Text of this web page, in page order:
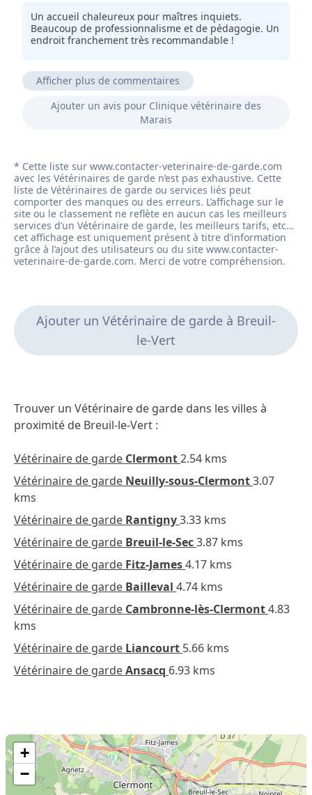
Un accueil chaleureux pour maîtres inquiets.
Beaucoup de professionnalisme et de pédagogie. Un
endroit franchement très recommandable !
Afficher plus de commentaires
C déjà mon 2ème boxer que je fais suivre ici et je
suis très satisfaite très réactif à l'écoute et rassurant
Très gentil, très compétant et à l'écoute.
Je pense que si besoin, Ben viendra vous revoir sans
appréhension.
Ajouter un avis pour Clinique vétérinaire des
Marais
Ajouter un Vétérinaire de garde à Breuil-
le-Vert
Trouver un Vétérinaire de garde dans les villes à
proximité de Breuil-le-Vert :
Vétérinaire de garde Clermont2.54 kms
Vétérinaire de garde Neuilly-sous-Clermont3.07
kms
Vétérinaire de garde Rantigny3.33 kms
Vétérinaire de garde Breuil-le-Sec3.87 kms
Vétérinaire de garde Fitz-James4.17 kms
Vétérinaire de garde Bailleval 4.74 kms
Vétérinaire de garde Cambronne-lès-Clermont4.83
kms
Vétérinaire de garde Liancourt 5.66 kms
Vétérinaire de gardeAnsacq 6.93 kms
+
−